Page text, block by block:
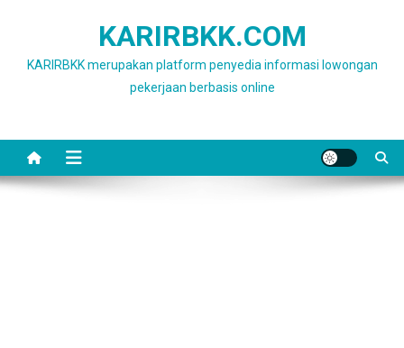
KARIRBKK.COM
KARIRBKK merupakan platform penyedia informasi lowongan
pekerjaan berbasis online